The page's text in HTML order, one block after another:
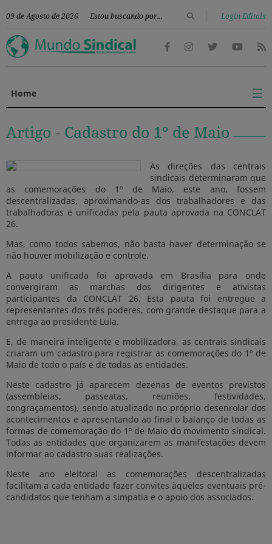
09 de Agosto de 2026 Login Editais
Home ☰
Artigo - Cadastro do 1º de Maio
As direções das centrais
sindicais determinaram que
as comemorações do 1º de Maio, este ano, fossem
descentralizadas, aproximando-as dos trabalhadores e das
trabalhadoras e unificadas pela pauta aprovada na CONCLAT
26.
Mas, como todos sabemos, não basta haver determinação se
não houver mobilização e controle.
A pauta unificada foi aprovada em Brasília para onde
convergiram as marchas dos dirigentes e ativistas
participantes da CONCLAT 26. Esta pauta foi entregue a
representantes dos três poderes, com grande destaque para a
entrega ao presidente Lula.
E, de maneira inteligente e mobilizadora, as centrais sindicais
criaram um cadastro para registrar as comemorações do 1º de
Maio de todo o país e de todas as entidades.
Neste cadastro já aparecem dezenas de eventos previstos
(assembleias, passeatas, reuniões, festividades,
congraçamentos), sendo atualizado no próprio desenrolar dos
acontecimentos e apresentando ao final o balanço de todas as
formas de comemoração do 1º de Maio do movimento sindical.
Todas as entidades que organizarem as manifestações devem
informar ao cadastro suas realizações.
Neste ano eleitoral as comemorações descentralizadas
facilitam a cada entidade fazer convites àqueles eventuais pré-
candidatos que tenham a simpatia e o apoio dos associados.